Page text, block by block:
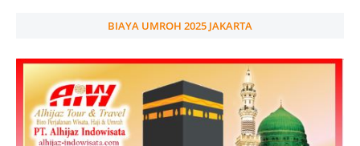
BIAYA UMROH 2025 JAKARTA